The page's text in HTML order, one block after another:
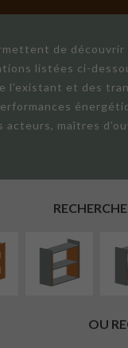
de
listées ci-
l'existant et des
acteurs, maîtres
INTÉRIEURE
OU